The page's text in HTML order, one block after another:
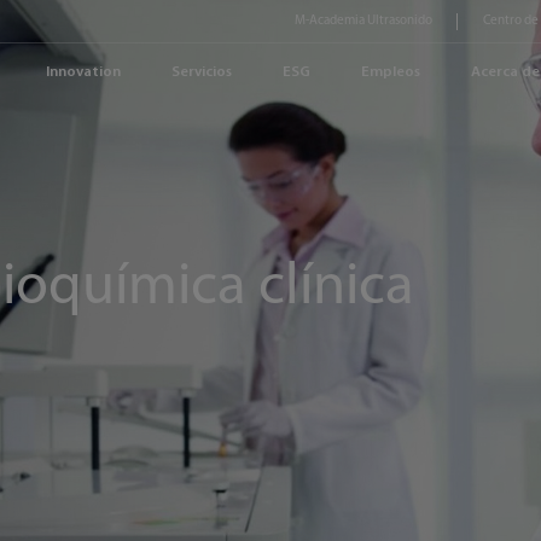
Innovation Servicios ESG Acerca
Centro
clínica